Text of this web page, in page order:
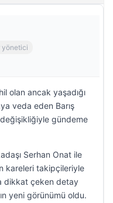
yönetici
olan ancak yaşadığı
veda eden Barış
değişikliğiyle gündeme
Serhan Onat ile
kareleri takipçileriyle
dikkat çeken detay
yeni görünümü oldu.